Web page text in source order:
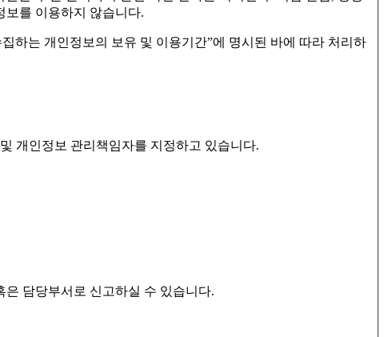
보를 이용하지 않습니다.
하는 개인정보의 보유 및 이용기간”에 명시된 바에 따라 처리하
개인정보 관리책임자를 지정하고 있습니다.
담당부서로 신고하실 수 있습니다.